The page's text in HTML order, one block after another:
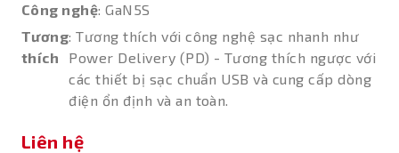
Công nghệ: GaN5S
Tương
thích
: Tương thích với công nghệ sạc nhanh như
Power Delivery (PD) - Tương thích ngược với
các thiết bị sạc chuẩn USB và cung cấp dòng
điện ổn định và an toàn.
Liên hệ